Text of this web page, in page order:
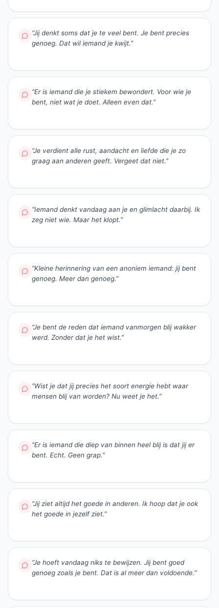
“Jij denkt soms dat je te veel bent. Je bent precies
genoeg. Dat wil iemand je kwijt.”
“Er is iemand die je stiekem bewondert. Voor wie je
bent, niet wat je doet. Alleen even dat.”
“Je verdient alle rust, aandacht en liefde die je zo
graag aan anderen geeft. Vergeet dat niet.”
“Iemand denkt vandaag aan je en glimlacht daarbij. Ik
zeg niet wie. Maar het klopt.”
“Kleine herinnering van een anoniem iemand: jij bent
genoeg. Meer dan genoeg.”
“Je bent de reden dat iemand vanmorgen blij wakker
werd. Zonder dat je het wist.”
“Wist je dat jij precies het soort energie hebt waar
mensen blij van worden? Nu weet je het.”
“Er is iemand die diep van binnen heel blij is dat jij er
bent. Echt. Geen grap.”
“Jij ziet altijd het goede in anderen. Ik hoop dat je ook
het goede in jezelf ziet.”
“Je hoeft vandaag niks te bewijzen. Jij bent goed
genoeg zoals je bent. Dat is al meer dan voldoende.”